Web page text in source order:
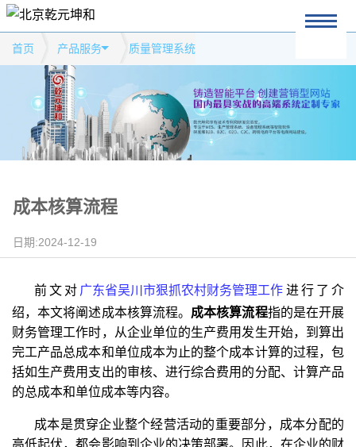
首页 产品服务 质量管理系统
成本核算流程
日期:2024-12-19
前文对 广东省吴川市狠抓农村财务管理工作 进行了介
绍，本文将阐述成本核算流程。 成本核算流程指的是在开展
财务管理工作时，从企业单位的生产费用发生开始，到算出
完工产品总成本和单位成本为止的整个成本计算的过程，包
括如生产费用支出的审核、进行综合费用的分配、计算产品
的总成本和单位成本等内容。
成本是贯穿企业整个经营活动的重要部分，成本分配的
高低起伏，都会影响到企业的决策部署。因此，在企业的财